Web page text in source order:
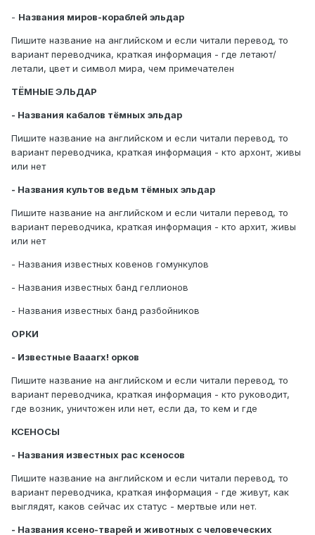
- Названия миров-кораблей эльдар
Пишите название на английском и если читали перевод, то
вариант переводчика, краткая информация - где летают/
летали, цвет и символ мира, чем примечателен
ТЁМНЫЕ ЭЛЬДАР
- Названия кабалов тёмных эльдар
Пишите название на английском и если читали перевод, то
вариант переводчика, краткая информация - кто архонт, живы
или нет
- Названия культов ведьм тёмных эльдар
Пишите название на английском и если читали перевод, то
вариант переводчика, краткая информация - кто архит, живы
или нет
- Названия известных ковенов гомункулов
- Названия известных банд геллионов
- Названия известных банд разбойников
ОРКИ
- Известные Вааагх! орков
Пишите название на английском и если читали перевод, то
вариант переводчика, краткая информация - кто руководит,
где возник, уничтожен или нет, если да, то кем и где
КСЕНОСЫ
- Названия известных рас ксеносов
Пишите название на английском и если читали перевод, то
вариант переводчика, краткая информация - где живут, как
выглядят, каков сейчас их статус - мертвые или нет.
- Названия ксено-тварей и животных с человеческих